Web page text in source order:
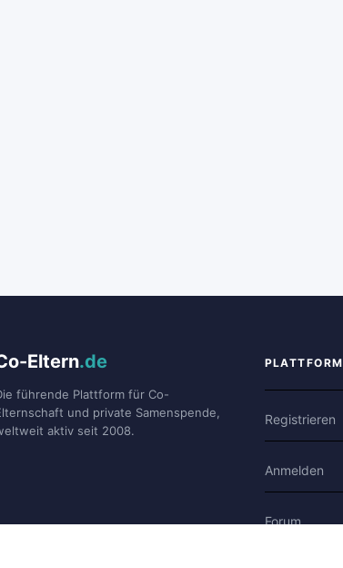
Eltern.de
führende Plattform für Co-
und private Samenspende,
aktiv seit 2008.
PLATTFORM
Registrieren
Anmelden
Forum